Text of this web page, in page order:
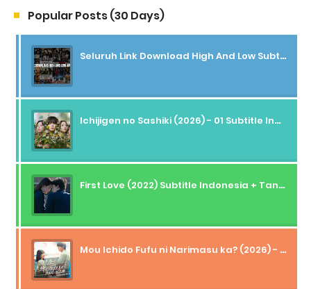
Popular Posts (30 Days)
Seluruh Link Download High And Low Subtitle Indonesia
Ichijigen no Sashiki (2026) - 01 Subtitle Indonesia
First Love (2022) Subtitle Indonesia + Tanpa Iklan + Streaming + 1080p
Mou Ichido Fufu ni Narimasu ka? (2026) - 01 Subtitle Indonesia